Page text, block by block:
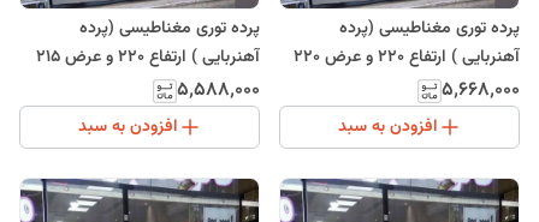
پرده توری مغناطیسی (پرده
آهنربایی ) ارتفاع 220 و عرض 220
۵٬۶۶۸٬۰۰۰
افزودن به سبد
پرده توری مغناطیسی (پرده
آهنربایی ) ارتفاع 220 و عرض 215
(ارسال رایگان)
۵٬۵۸۸٬۰۰۰
افزودن به سبد